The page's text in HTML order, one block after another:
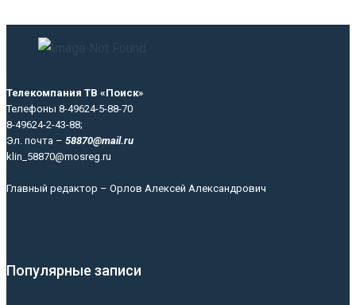
Телекомпания ТВ «Поиск»
Телефоны 8-49624-5-88-70
8-49624-2-43-88;
Эл. почта – 58870@mail.ru
klin_58870@mosreg.ru
Главный редактор – Орлов Алексей Александрович
Популярные записи